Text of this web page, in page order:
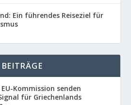
Ein führendes Reiseziel für
BEITRÄGE
EU-Kommission senden
für Griechenlands